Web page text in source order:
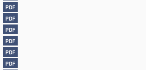
PDF
PDF
PDF
PDF
PDF
PDF